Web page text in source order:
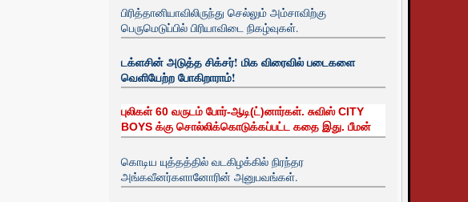
பிரித்தானியாவிலிருந்து செல்லும் அம்சாவிற்கு
பெருமெடுப்பில் பிரியாவிடை நிகழ்வுகள்.
டக்ளசின் அடுத்த சிக்சர்! மிக விரைவில் படைகளை
வெளியேற்ற போகிறாராம்!
புலிகள் 60 வருடம் போர்-ஆடி(ட்)னார்கள். சுவிஸ் CITY
BOYS க்கு சொல்லிக்கொடுக்கப்பட்ட கதை இது. பீமன்
கொடிய யுத்தத்தில் வடகிழக்கில் நிரந்தர
அங்கவீனர்களானோரின் அனுபவங்கள்.